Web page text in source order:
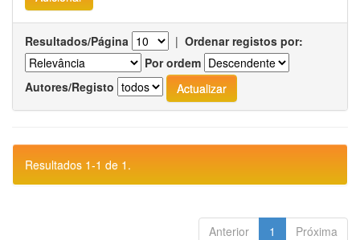
Resultados/Página | Ordenar registos por:
Por ordem
Autores/Registo
Resultados 1-1 de 1.
Anterior 1 Próxima